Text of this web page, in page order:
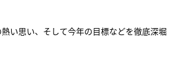
い思い、そして今年の目標などを徹底深堀